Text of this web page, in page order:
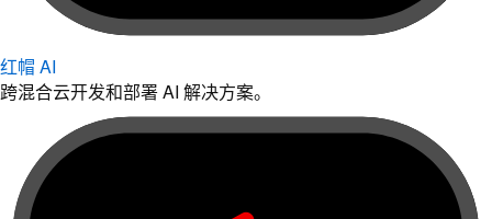
红帽 AI
跨混合云开发和部署 AI 解决方案。